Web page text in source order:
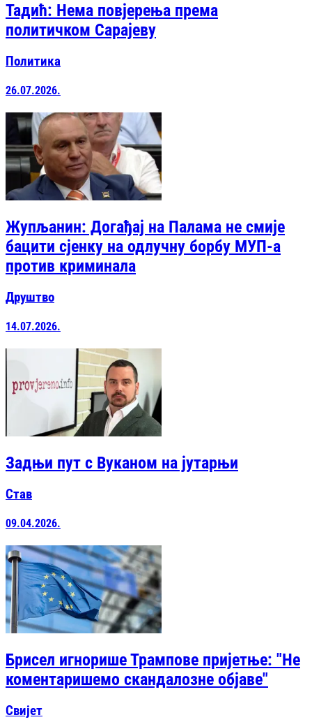
Тадић: Нема повјерења према
политичком Сарајеву
Политика
26.07.2026.
Жупљанин: Догађај на Палама не смије
бацити сјенку на одлучну борбу МУП-а
против криминала
Друштво
14.07.2026.
Задњи пут с Вуканом на јутарњи
Став
09.04.2026.
Брисел игнорише Трампове пријетње: "Не
коментаришемо скандалозне објаве"
Свијет